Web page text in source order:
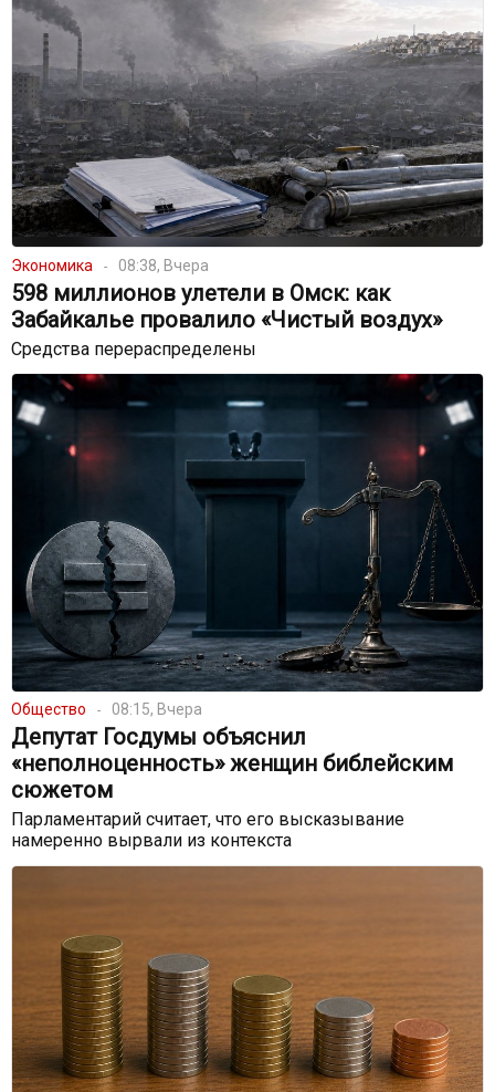
Экономика 08:38, Вчера
598 миллионов улетели в Омск: как
Забайкалье провалило «Чистый воздух»
Средства перераспределены
Общество 08:15, Вчера
Депутат Госдумы объяснил
«неполноценность» женщин библейским
сюжетом
Парламентарий считает, что его высказывание
намеренно вырвали из контекста